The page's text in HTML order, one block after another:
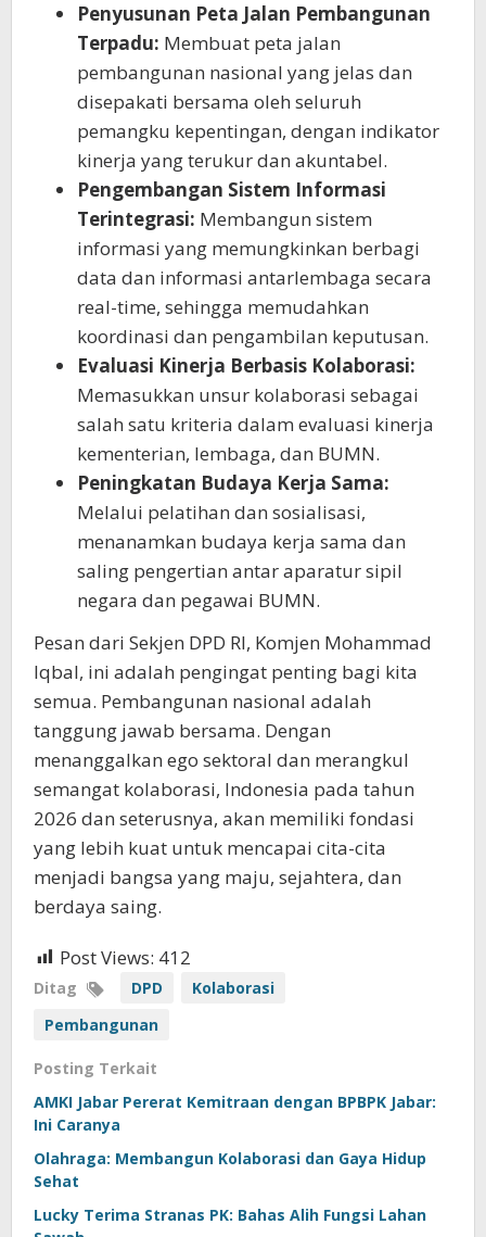
Penyusunan Peta Jalan Pembangunan
Terpadu: Membuat peta jalan
pembangunan nasional yang jelas dan
disepakati bersama oleh seluruh
pemangku kepentingan, dengan indikator
kinerja yang terukur dan akuntabel.
Pengembangan Sistem Informasi
Terintegrasi: Membangun sistem
informasi yang memungkinkan berbagi
data dan informasi antarlembaga secara
real-time, sehingga memudahkan
koordinasi dan pengambilan keputusan.
Evaluasi Kinerja Berbasis Kolaborasi:
Memasukkan unsur kolaborasi sebagai
salah satu kriteria dalam evaluasi kinerja
kementerian, lembaga, dan BUMN.
Peningkatan Budaya Kerja Sama:
Melalui pelatihan dan sosialisasi,
menanamkan budaya kerja sama dan
saling pengertian antar aparatur sipil
negara dan pegawai BUMN.
Pesan dari Sekjen DPD RI, Komjen Mohammad
Iqbal, ini adalah pengingat penting bagi kita
semua. Pembangunan nasional adalah
tanggung jawab bersama. Dengan
menanggalkan ego sektoral dan merangkul
semangat kolaborasi, Indonesia pada tahun
2026 dan seterusnya, akan memiliki fondasi
yang lebih kuat untuk mencapai cita-cita
menjadi bangsa yang maju, sejahtera, dan
berdaya saing.
Post Views: 412
Ditag DPD
Kolaborasi
Pembangunan
Posting Terkait
AMKI Jabar Pererat Kemitraan dengan BPBPK Jabar:
Ini Caranya
Olahraga: Membangun Kolaborasi dan Gaya Hidup
Sehat
Lucky Terima Stranas PK: Bahas Alih Fungsi Lahan